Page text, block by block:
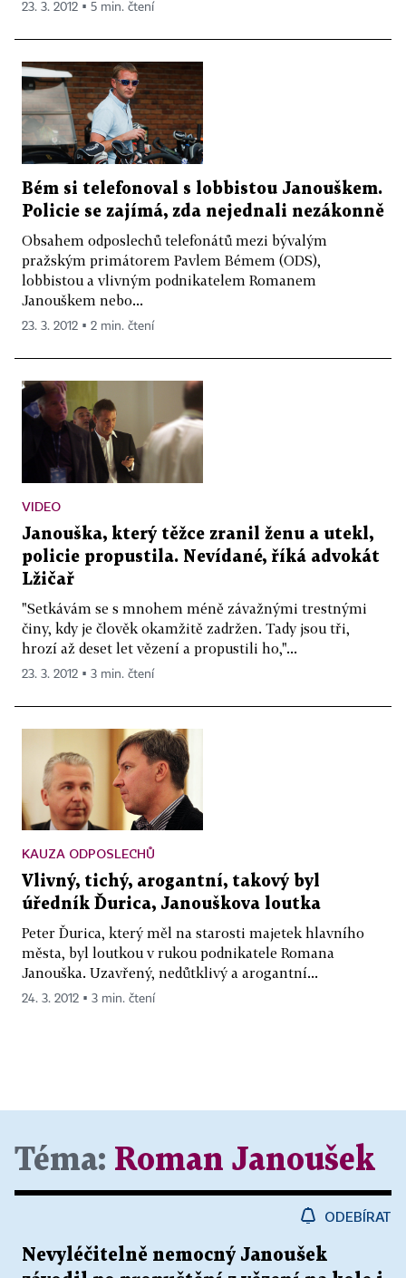
23. 3. 2012 ▪ 5 min. čtení
Bém si telefonoval s lobbistou Janouškem.
Policie se zajímá, zda nejednali nezákonně
Obsahem odposlechů telefonátů mezi bývalým
pražským primátorem Pavlem Bémem (ODS),
lobbistou a vlivným podnikatelem Romanem
Janouškem nebo...
23. 3. 2012 ▪ 2 min. čtení
VIDEO
Janouška, který těžce zranil ženu a utekl,
policie propustila. Nevídané, říká advokát
Lžičař
"Setkávám se s mnohem méně závažnými trestnými
činy, kdy je člověk okamžitě zadržen. Tady jsou tři,
hrozí až deset let vězení a propustili ho,"...
23. 3. 2012 ▪ 3 min. čtení
KAUZA ODPOSLECHŮ
Vlivný, tichý, arogantní, takový byl
úředník Ďurica, Janouškova loutka
Peter Ďurica, který měl na starosti majetek hlavního
města, byl loutkou v rukou podnikatele Romana
Janouška. Uzavřený, nedůtklivý a arogantní...
24. 3. 2012 ▪ 3 min. čtení
Téma: Roman Janoušek
ODEBÍRAT
Nevyléčitelně nemocný Janoušek